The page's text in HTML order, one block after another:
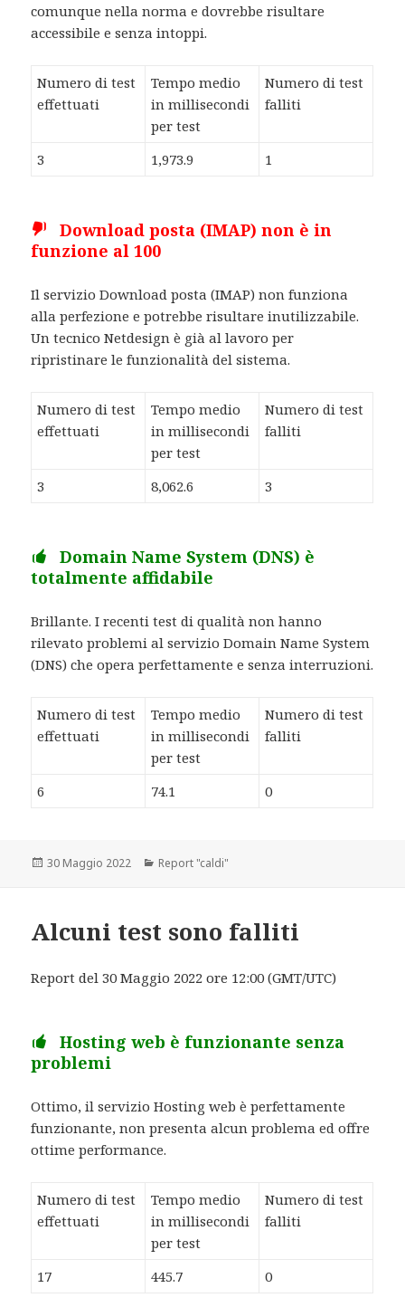
comunque nella norma e dovrebbe risultare
accessibile e senza intoppi.
Numero di test
effettuati
Tempo medio
in millisecondi
per test
Numero di test
falliti
3 1,973.9 1
Download posta (IMAP) non è in
funzione al 100
Il servizio Download posta (IMAP) non funziona
alla perfezione e potrebbe risultare inutilizzabile.
Un tecnico Netdesign è già al lavoro per
ripristinare le funzionalità del sistema.
Numero di test
effettuati
Tempo medio
in millisecondi
per test
Numero di test
falliti
3 8,062.6 3
Domain Name System (DNS) è
totalmente affidabile
Brillante. I recenti test di qualità non hanno
rilevato problemi al servizio Domain Name System
(DNS) che opera perfettamente e senza interruzioni.
Numero di test
effettuati
Tempo medio
in millisecondi
per test
Numero di test
falliti
6 74.1 0
Scritto
30 Maggio 2022 Categorie
Report "caldi"
Alcuni test sono falliti
Report del 30 Maggio 2022 ore 12:00 (GMT/UTC)
Hosting web è funzionante senza
problemi
Ottimo, il servizio Hosting web è perfettamente
funzionante, non presenta alcun problema ed offre
ottime performance.
Numero di test
effettuati
Tempo medio
in millisecondi
per test
Numero di test
falliti
17 445.7 0